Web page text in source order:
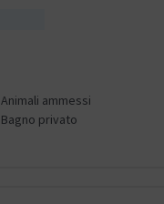
Animali ammessi
Bagno privato